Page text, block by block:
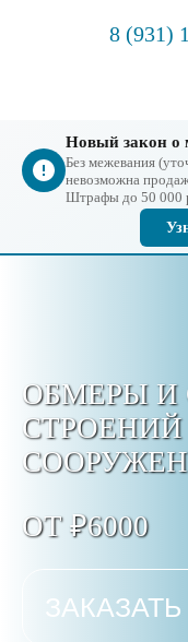
8 (931)
Новый закон о
Без межевания
невозможна
Штрафы до 50 000
ОБМЕРЫ И
ОТ ₽6000